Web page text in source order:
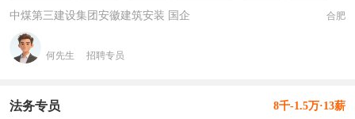
中煤第三建设集团安徽建筑安装 国企 合肥
何先生 招聘专员
法务专员 8千-1.5万·13薪